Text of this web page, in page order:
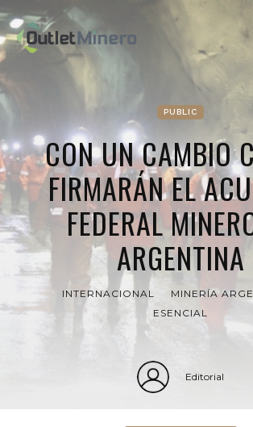
PUBLIC
CON UN CAMBIO
FIRMARÁN EL
FEDERAL
ARGENTINA
INTERNACIONAL
MINERÍA
ESENCIAL
Editorial